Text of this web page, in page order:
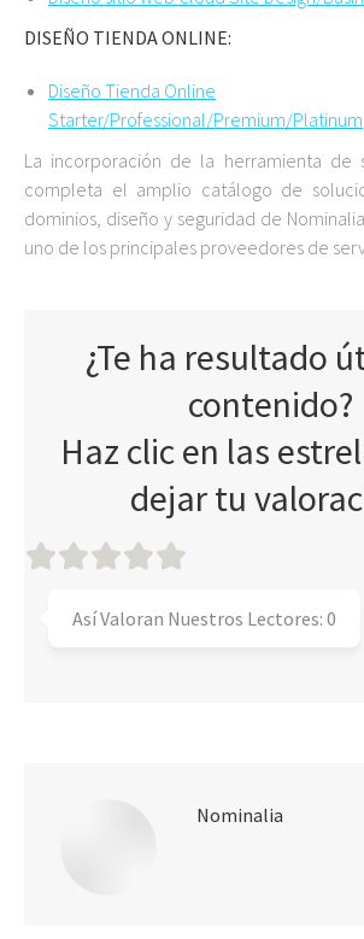
DISEÑO TIENDA ONLINE:
Diseño Tienda Online
Starter/Professional/Premium/Platinum
La incorporación de la herramienta de
completa el amplio catálogo de
dominios, diseño y seguridad de
uno de los principales proveedores de
¿Te ha resultado
contenido?
Haz clic en las
dejar tu
Así Valoran Nuestros Lectores: 0
Nominalia